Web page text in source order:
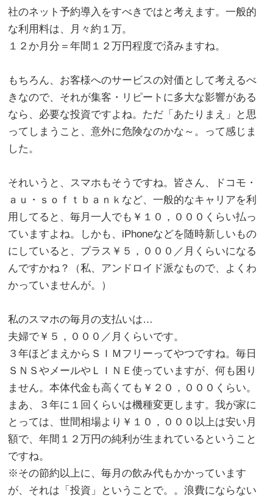
社のネット予約導入をすべきではと考えます。一般的
な利用料は、月々約１万。
１２か月分＝年間１２万円程度で済みますね。
もちろん、お客様へのサービスの対価として考えるべ
きなので、それが集客・リピートに多大な影響がある
なら、必要な投資ですよね。ただ「あたりまえ」と思
ってしまうこと、意外に危険なのかな～。って感じま
した。
それいうと、スマホもそうですね。皆さん、ドコモ・
ａｕ・ｓｏｆｔｂａｎｋなど、一般的なキャリアを利
用してると、毎月一人でも￥１０，０００くらい払っ
ていますよね。しかも、iPhoneなどを随時新しいもの
にしていると、プラス￥５，０００／月くらいになる
んですかね？（私、アンドロイド派なもので、よくわ
かっていませんが。）
私のスマホの毎月の支払いは…
夫婦で￥５，０００／月くらいです。
３年ほどまえからＳＩＭフリーってやつですね。毎日
ＳＮＳやメールやＬＩＮＥ使っていますが、何も困り
ません。本体代金も高くても￥２０，０００くらい。
まあ、３年に１回くらいは機種変更します。我が家に
とっては、世間相場より￥１０，０００以上は安い月
額で、年間１２万円の純利が生まれているということ
ですね。
※その節約以上に、毎月の飲み代もかかっています
が、それは「投資」ということで。。浪費にならない